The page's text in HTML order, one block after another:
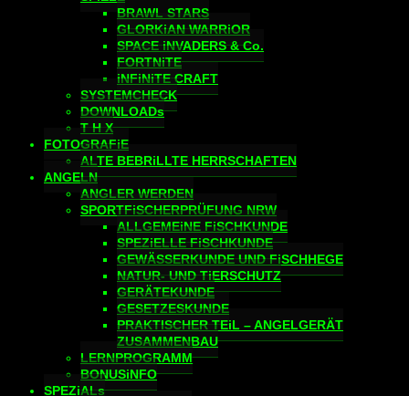
BRAWL STARS
GLORKiAN WARRiOR
SPACE iNVADERS & Co.
FORTNiTE
iNFiNiTE CRAFT
SYSTEMCHECK
DOWNLOADs
T H X
FOTOGRAFiE
ALTE BEBRiLLTE HERRSCHAFTEN
ANGELN
ANGLER WERDEN
SPORTFiSCHERPRÜFUNG NRW
ALLGEMEiNE FiSCHKUNDE
SPEZiELLE FiSCHKUNDE
GEWÄSSERKUNDE UND FiSCHHEGE
NATUR- UND TiERSCHUTZ
GERÄTEKUNDE
GESETZESKUNDE
PRAKTISCHER TEiL – ANGELGERÄT
ZUSAMMENBAU
LERNPROGRAMM
BONUSiNFO
SPEZiALs